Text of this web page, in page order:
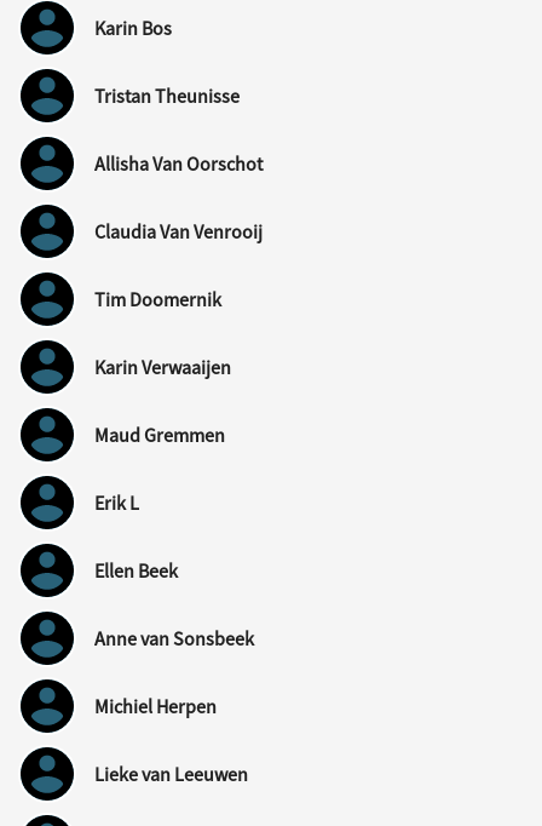
Karin Bos
Tristan Theunisse
Allisha Van Oorschot
Claudia Van Venrooij
Tim Doomernik
Karin Verwaaijen
Maud Gremmen
Erik L
Ellen Beek
Anne van Sonsbeek
Michiel Herpen
Lieke van Leeuwen